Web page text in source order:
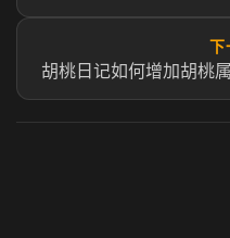
下
胡桃日记如何增加胡桃